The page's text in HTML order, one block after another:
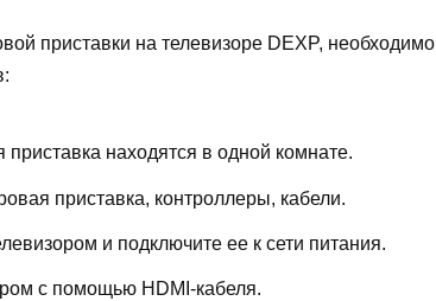
приставки на телевизоре DEXP, необходимо
находятся в одной комнате.
приставка, контроллеры, кабели.
и подключите ее к сети питания.
с помощью HDMI-кабеля.